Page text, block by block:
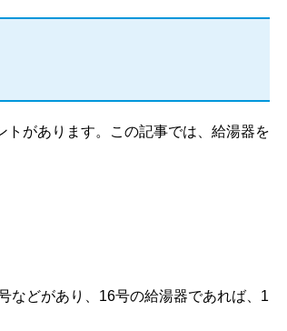
があります。この記事では、給湯器を
などがあり、16号の給湯器であれば、1